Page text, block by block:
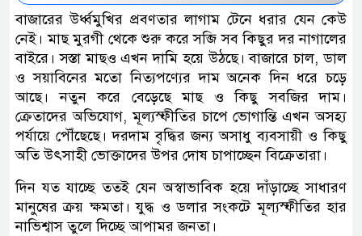
বাজারের উর্ধ্বমুখির প্রবণতার লাগাম টেনে ধরার যেন কেউ
নেই। মাছ মুরগী থেকে শুরু করে সব্জি সব কিছুর দর নাগালের
বাইরে। সস্তা মাছও এখন দামি হয়ে উঠছে। বাজারে চাল, ডাল
ও সয়াবিনের মতো নিত্যপণ্যের দাম অনেক দিন ধরে চড়ে
আছে। নতুন করে বেড়েছে মাছ ও কিছু সবজির দাম।
ক্রেতাদের অভিযোগ, মূল্যস্ফীতির চাপে ভোগান্তি এখন অসহ্য
পর্যায়ে পৌঁছেছে। দরদাম বৃদ্ধির জন্য অসাধু ব্যবসায়ী ও কিছু
অতি উৎসাহী ভোক্তাদের উপর দোষ চাপাচ্ছেন বিক্রেতারা।
দিন যত যাচ্ছে ততই যেন অস্বাভাবিক হয়ে দাঁড়াচ্ছে সাধারণ
মানুষের ক্রয় ক্ষমতা। যুদ্ধ ও ডলার সংকটে মূল্যস্ফীতির হার
নাভিশ্বাস তুলে দিচ্ছে আপামর জনতা।